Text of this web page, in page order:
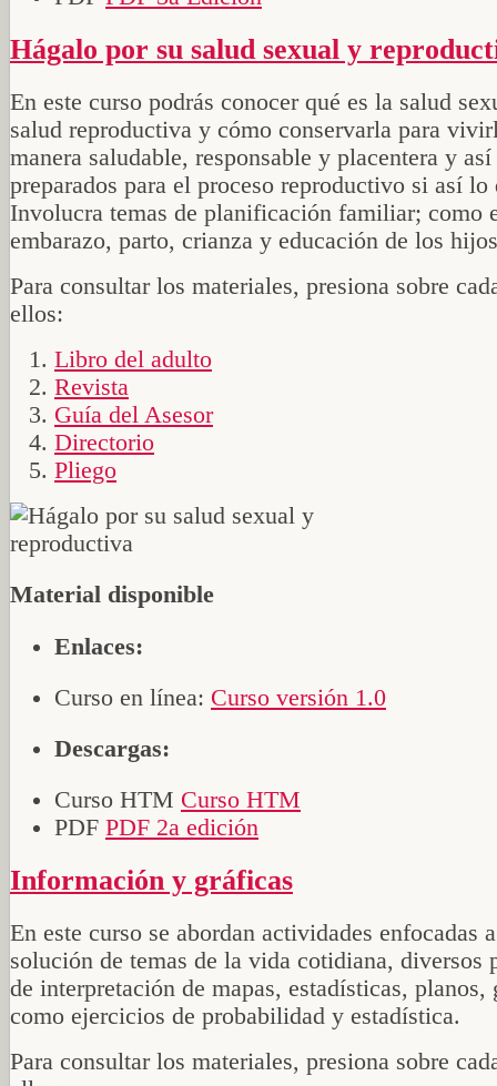
Hágalo por su salud sexual y
En este curso podrás conocer qué es la salud
salud reproductiva y cómo conservarla para
manera saludable, responsable y placentera y así
preparados para el proceso reproductivo si así lo
Involucra temas de planificación familiar; como
embarazo, parto, crianza y educación de los
Para consultar los materiales, presiona sobre
ellos:
Libro del adulto
Revista
Guía del Asesor
Directorio
Pliego
Material disponible
Enlaces:
Curso en línea: Curso versión 1.0
Descargas:
Curso HTM Curso HTM
PDF PDF 2a edición
Información y gráficas
En este curso se abordan actividades enfocadas
solución de temas de la vida cotidiana, diversos
de interpretación de mapas, estadísticas, planos,
como ejercicios de probabilidad y estadística.
Para consultar los materiales, presiona sobre